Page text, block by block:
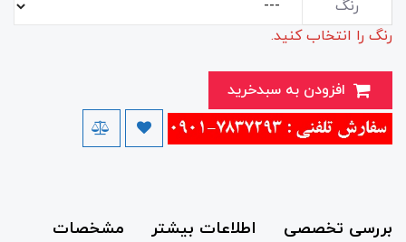
رنگ
رنگ را انتخاب کنید.
بررسی تخصصی اطلاعات بیشتر مشخصات